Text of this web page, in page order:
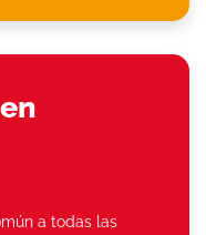
a todas las